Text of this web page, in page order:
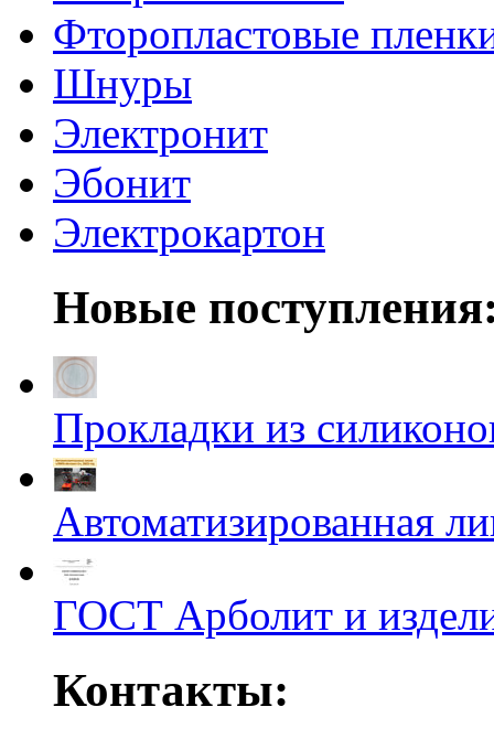
Фторопластовые
Шнуры
Электронит
Эбонит
Электрокартон
Новые
Прокладки из
Автоматизированная
ГОСТ Арболит и
Контакты: